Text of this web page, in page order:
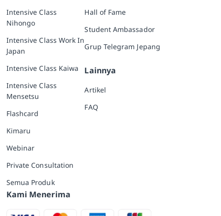
Intensive Class
Nihongo
Intensive Class Work In
Japan
Intensive Class Kaiwa
Intensive Class
Mensetsu
Flashcard
Kimaru
Webinar
Private Consultation
Semua Produk
Hall of Fame
Student Ambassador
Grup Telegram Jepang
Lainnya
Artikel
FAQ
Kami Menerima